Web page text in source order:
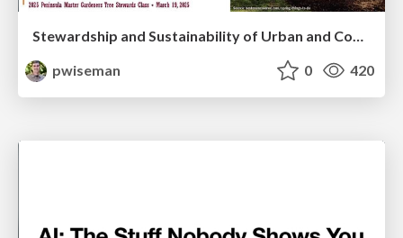
Stewardship and Sustainability of Urban and Community Forests
pwiseman
0 420